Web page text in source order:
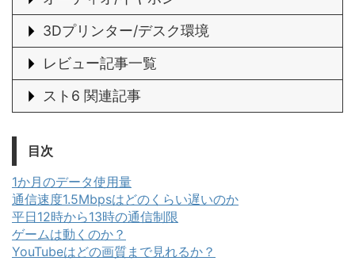
3Dプリンター/デスク環境
レビュー記事一覧
スト6 関連記事
目次
1か月のデータ使用量
通信速度1.5Mbpsはどのくらい遅いのか
平日12時から13時の通信制限
ゲームは動くのか？
YouTubeはどの画質まで見れるか？